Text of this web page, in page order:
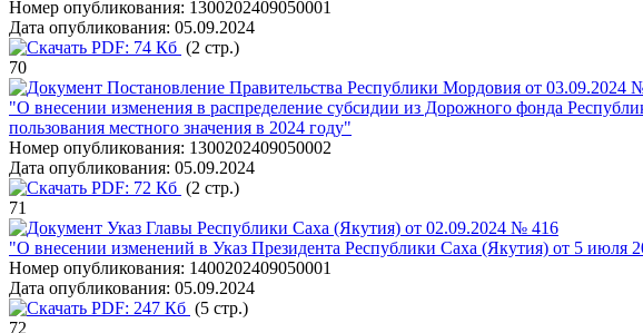
Номер опубликования: 1300202409050001
Дата опубликования: 05.09.2024
PDF: 74 Кб (2 стр.)
70
Постановление Правительства Республики Мордовия от 03.09.2024
"О внесении изменения в распределение субсидии из Дорожного фонда
пользования местного значения в 2024 году"
Номер опубликования: 1300202409050002
Дата опубликования: 05.09.2024
PDF: 72 Кб (2 стр.)
71
Указ Главы Республики Саха (Якутия) от 02.09.2024 № 416
"О внесении изменений в Указ Президента Республики Саха (Якутия) от 5
Номер опубликования: 1400202409050001
Дата опубликования: 05.09.2024
PDF: 247 Кб (5 стр.)
72